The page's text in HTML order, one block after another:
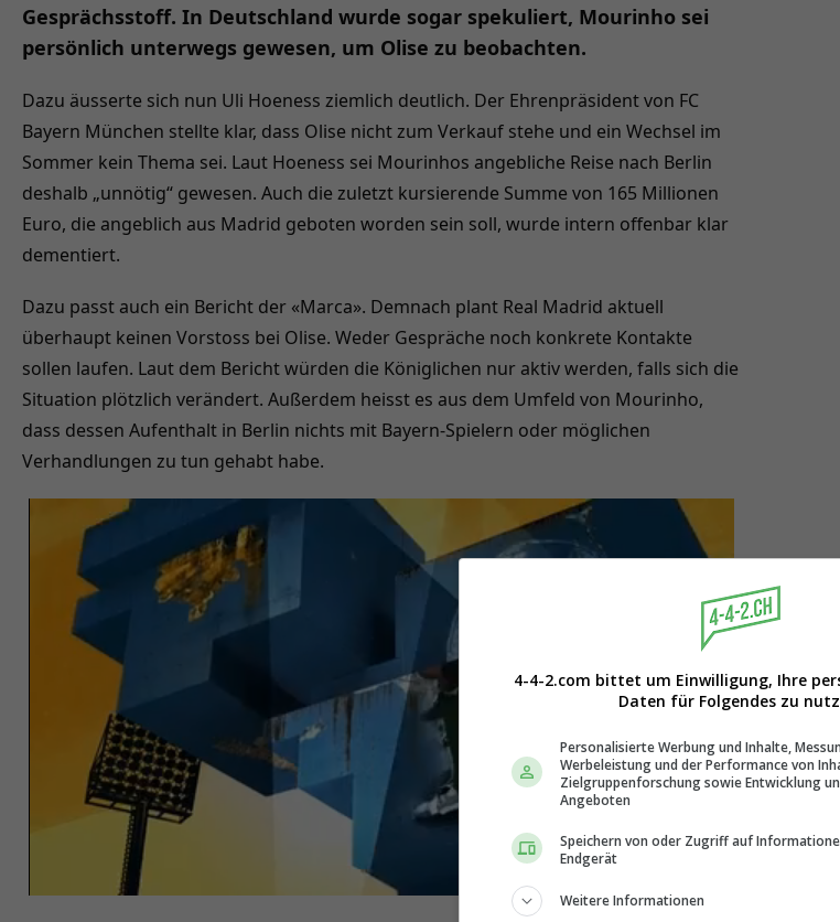
Gesprächsstoff. In Deutschland wurde sogar spekuliert, Mourinho sei
persönlich unterwegs gewesen, um Olise zu beobachten.
Dazu äusserte sich nun Uli Hoeness ziemlich deutlich. Der Ehrenpräsident von FC
Bayern München stellte klar, dass Olise nicht zum Verkauf stehe und ein Wechsel im
Sommer kein Thema sei. Laut Hoeness sei Mourinhos angebliche Reise nach Berlin
deshalb „unnötig“ gewesen. Auch die zuletzt kursierende Summe von 165 Millionen
Euro, die angeblich aus Madrid geboten worden sein soll, wurde intern offenbar klar
dementiert.
Dazu passt auch ein Bericht der «Marca». Demnach plant Real Madrid aktuell
überhaupt keinen Vorstoss bei Olise. Weder Gespräche noch konkrete Kontakte
sollen laufen. Laut dem Bericht würden die Königlichen nur aktiv werden, falls sich die
Situation plötzlich verändert. Außerdem heisst es aus dem Umfeld von Mourinho,
dass dessen Aufenthalt in Berlin nichts mit Bayern-Spielern oder möglichen
Verhandlungen zu tun gehabt habe.
4-4-2.com bittet um Einwilligung, Ihre
Daten für Folgendes zu
Personalisierte Werbung und Inhalte,
Werbeleistung und der Performance von
Zielgruppenforschung sowie Entwicklung
Angeboten
Speichern von oder Zugriff auf
Endgerät
Weitere Informationen